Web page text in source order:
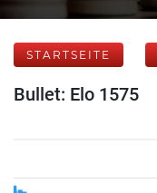
STARTSEITE
Bullet: Elo 1575